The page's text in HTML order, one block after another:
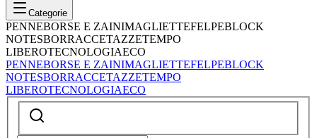
Categorie
PENNEBORSE E ZAINIMAGLIETTEFELPEBLOCK
NOTESBORRACCETAZZETEMPO
LIBEROTECNOLOGIAECO
PENNEBORSE E ZAINIMAGLIETTEFELPEBLOCK
NOTESBORRACCETAZZETEMPO
LIBEROTECNOLOGIAECO